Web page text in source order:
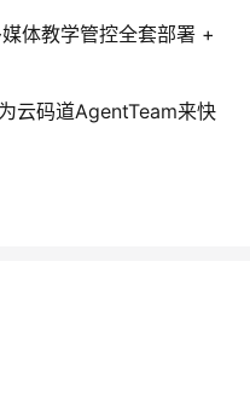
体教学管控全套部署 +
云码道AgentTeam来快